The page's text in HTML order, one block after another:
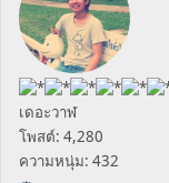
เดอะวาฬ
โพสต์: 4,280
ความหนุ่ม: 432